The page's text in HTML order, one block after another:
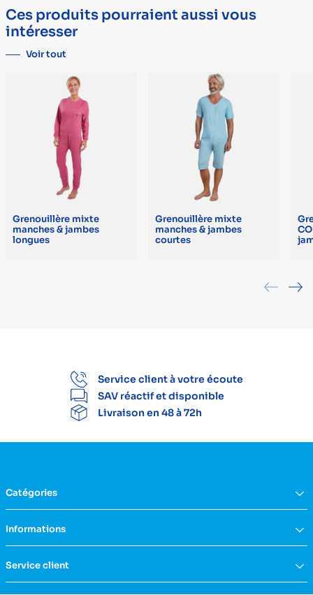
Ces produits pourraient aussi vous
intéresser
Voir tout
Grenouillère mixte
manches & jambes
longues
Grenouillère mixte
manches & jambes
courtes
Service client à votre écoute
SAV réactif et disponible
Livraison en 48 à 72h
Catégories
Confort & bien-être
Rééducation & massage
Informations
Service client